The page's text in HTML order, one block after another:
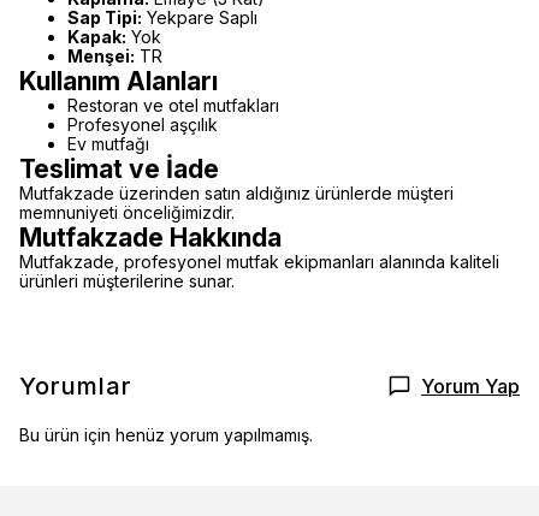
Sap Tipi: Yekpare Saplı
Kapak: Yok
Menşei: TR
Kullanım Alanları
Restoran ve otel mutfakları
Profesyonel aşçılık
Ev mutfağı
Teslimat ve İade
Mutfakzade üzerinden satın aldığınız ürünlerde müşteri
memnuniyeti önceliğimizdir.
Mutfakzade Hakkında
Mutfakzade, profesyonel mutfak ekipmanları alanında kaliteli
ürünleri müşterilerine sunar.
Yorumlar Yorum Yap
Bu ürün için henüz yorum yapılmamış.